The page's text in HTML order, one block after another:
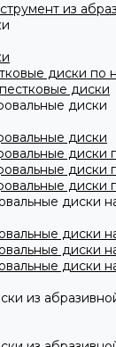
из
диски по
диски
диски
диски
диски
диски
диски
диски
диски
диски
диски
из